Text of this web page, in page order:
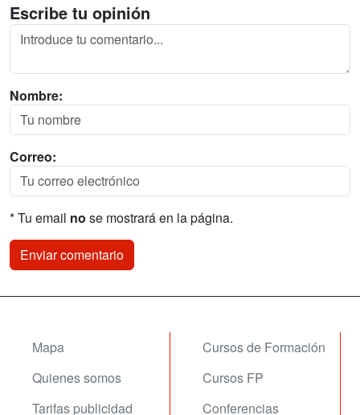
Escribe tu opinión
Nombre:
Correo:
* Tu email no se mostrará en la página.
Mapa
Quienes somos
Tarifas publicidad
Cursos de Formación
Cursos FP
Conferencias